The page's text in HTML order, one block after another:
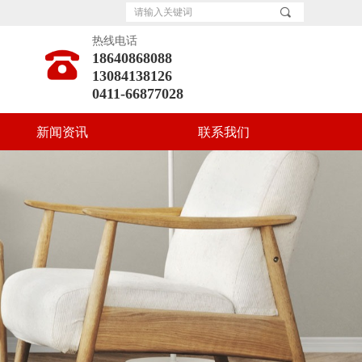
끠
新闻资讯 联系我们
热线电话
18640868088
13084138126
0411-66877028